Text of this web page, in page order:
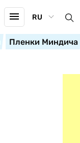
RU
Пленки Миндича